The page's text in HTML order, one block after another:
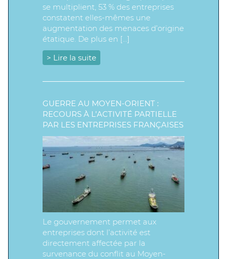
se multiplient, 53 % des entreprises
constatent elles-mêmes une
augmentation des menaces d’origine
étatique. De plus en […]
> Lire la suite
GUERRE AU MOYEN-ORIENT :
RECOURS À L’ACTIVITÉ PARTIELLE
PAR LES ENTREPRISES FRANÇAISES
Le gouvernement permet aux
entreprises dont l’activité est
directement affectée par la
survenance du conflit au Moyen-